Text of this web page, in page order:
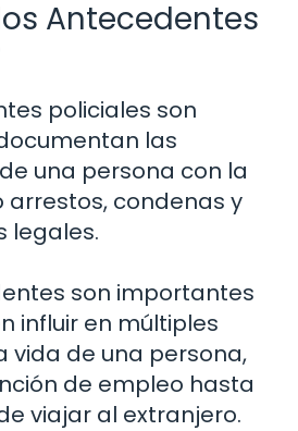
Antecedentes
policiales son
las
una persona con la
arrestos, condenas y
legales.
son importantes
influir en múltiples
vida de una persona,
de empleo hasta
viajar al extranjero.